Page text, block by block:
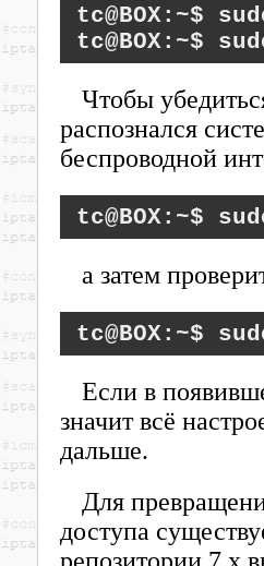
Чтобы
распознался
беспроводной
а затем
Если в
значит всё
дальше.
Для
доступа